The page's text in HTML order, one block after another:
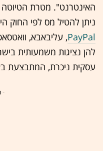
האינטרנט". מטרת
ניתן להטיל מס לפי החוק
, עליבאבא,
להן נציגות משמעותית
עסקית ניכרת, המתבצעת
-